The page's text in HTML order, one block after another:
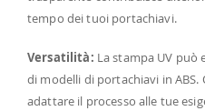
tempo dei tuoi portachiavi.
Versatilità: La stampa UV può
di modelli di portachiavi in
adattare il processo alle tue